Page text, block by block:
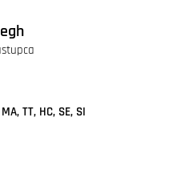
TT, HC, SE, SI